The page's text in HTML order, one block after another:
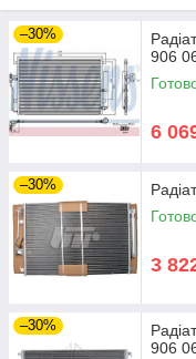
–30%
906
6
–30%
3
–30%
906